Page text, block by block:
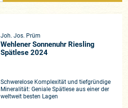
Joh. Jos. Prüm
Wehlener Sonnenuhr Riesling
Spätlese 2024
Schwerelose Komplexität und tiefgründige
Mineralität: Geniale Spätlese aus einer der
weltweit besten Lagen